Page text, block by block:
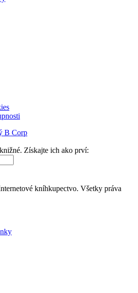
B Corp
Získajte ich ako prví:
kníhkupectvo. Všetky práva